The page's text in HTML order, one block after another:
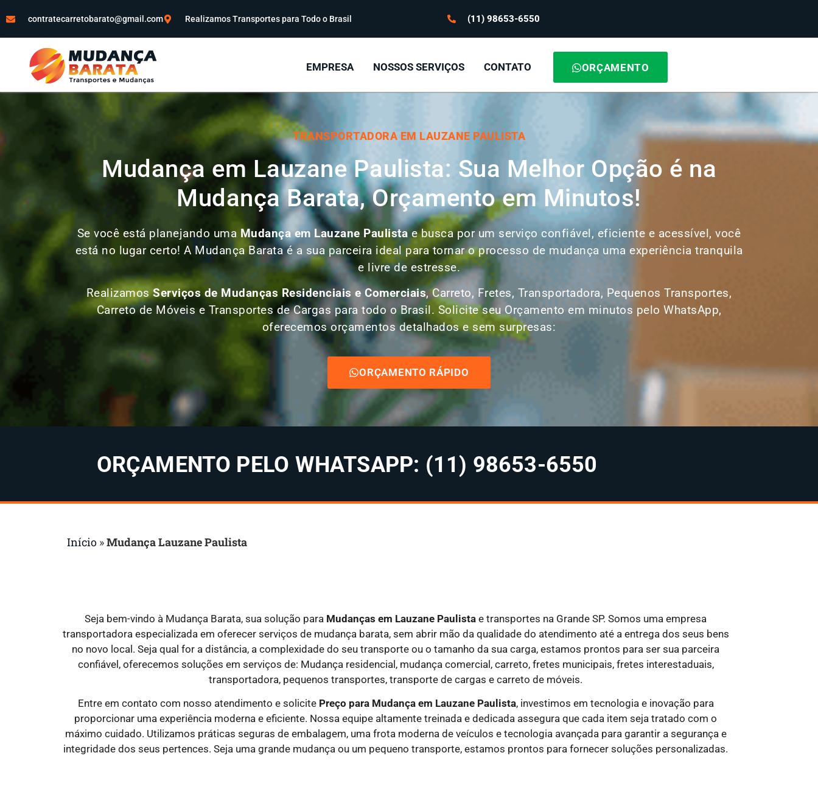
contratecarretobarato@gmail.com Realizamos Transportes para Todo o Brasil (11) 98653-6550
EMPRESA NOSSOS SERVIÇOS CONTATO ORÇAMENTO
TRANSPORTADORA EM LAUZANE PAULISTA
Mudança em Lauzane Paulista: Sua Melhor Opção é na
Mudança Barata, Orçamento em Minutos!
Se você está planejando uma Mudança em Lauzane Paulistae busca por um serviço confiável, eficiente e acessível, você
está no lugar certo! A Mudança Barata é a sua parceira ideal para tornar o processo de mudança uma experiência tranquila
e livre de estresse.
RealizamosServiços de Mudanças Residenciais e Comerciais, Carreto, Fretes, Transportadora, Pequenos Transportes,
Carreto de Móveis e Transportes de Cargas para todo o Brasil. Solicite seu Orçamento em minutos pelo WhatsApp,
oferecemos orçamentos detalhados e sem surpresas:
ORÇAMENTO RÁPIDO
ORÇAMENTO PELO WHATSAPP: (11) 98653-6550
Início »Mudança Lauzane Paulista
Seja bem-vindo à Mudança Barata, sua solução para Mudanças em Lauzane Paulista e transportes na Grande SP. Somos uma empresa
transportadora especializada em oferecer serviços de mudança barata, sem abrir mão da qualidade do atendimento até a entrega dos seus bens
no novo local. Seja qual for a distância, a complexidade do seu transporte ou o tamanho da sua carga, estamos prontos para ser sua parceira
confiável, oferecemos soluções em serviços de: Mudança residencial, mudança comercial, carreto, fretes municipais, fretes interestaduais,
transportadora, pequenos transportes, transporte de cargas e carreto de móveis.
Entre em contato com nosso atendimento e solicite Preço para Mudança em Lauzane Paulista, investimos em tecnologia e inovação para
proporcionar uma experiência moderna e eficiente. Nossa equipe altamente treinada e dedicada assegura que cada item seja tratado com o
máximo cuidado. Utilizamos práticas seguras de embalagem, uma frota moderna de veículos e tecnologia avançada para garantir a segurança e
integridade dos seus pertences. Seja uma grande mudança ou um pequeno transporte, estamos prontos para fornecer soluções personalizadas.